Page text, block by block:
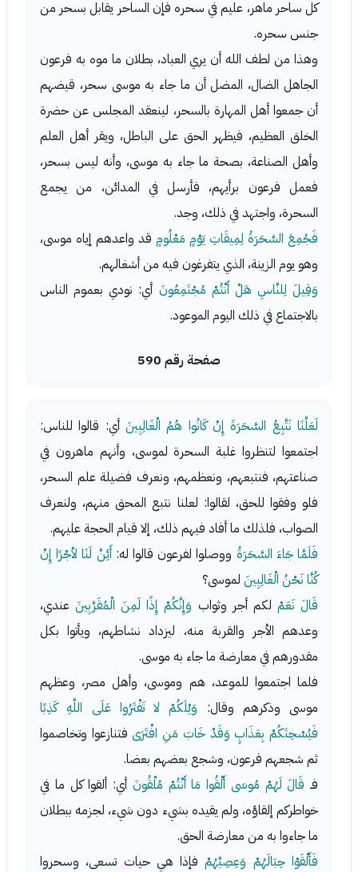
كل ساحر ماهر، عليم في سحره فإن الساحر يقابل بسحر من
جنس سحره.
وهذا من لطف الله أن يري العباد، بطلان ما موه به فرعون
الجاهل الضال، المضل أن ما جاء به موسى سحر، قيضهم
أن جمعوا أهل المهارة بالسحر، لينعقد المجلس عن حضرة
الخلق العظيم، فيظهر الحق على الباطل، ويقر أهل العلم
وأهل الصناعة، بصحة ما جاء به موسى، وأنه ليس بسحر،
فعمل فرعون برأيهم، فأرسل في المدائن، من يجمع
السحرة، واجتهد في ذلك، وجد.
فَجُمِعَ السَّحَرَةُ لِمِيقَاتِ يَوْمٍ مَعْلُومٍ قد واعدهم إياه موسى،
وهو يوم الزينة، الذي يتفرغون فيه من أشغالهم.
وَقِيلَ لِلنَّاسِ هَلْ أَنْتُمْ مُجْتَمِعُونَ أي: نودي بعموم الناس
بالاجتماع في ذلك اليوم الموعود.
صفحة رقم 590
لَعَلَّنَا نَتَّبِعُ السَّحَرَةَ إِنْ كَانُوا هُمُ الْغَالِبِينَ أي: قالوا للناس:
اجتمعوا لتنظروا غلبة السحرة لموسى، وأنهم ماهرون في
صناعتهم، فنتبعهم، ونعظمهم، ونعرف فضيلة علم السحر،
فلو وفقوا للحق، لقالوا: لعلنا نتبع المحق منهم، ولنعرف
الصواب، فلذلك ما أفاد فيهم ذلك، إلا قيام الحجة عليهم.
فَلَمَّا جَاءَ السَّحَرَةُ ووصلوا لفرعون قالوا له:أَئِنَّ لَنَا لأجْرًا إِنْ
كُنَّا نَحْنُ الْغَالِبِينَ لموسى؟
قَالَ نَعَمْ لكم أجر وثواب وَإِنَّكُمْ إِذًا لَمِنَ الْمُقَرَّبِينَعندي،
وعدهم الأجر والقربة منه، ليزداد نشاطهم، ويأتوا بكل
مقدورهم في معارضة ما جاء به موسى.
فلما اجتمعوا للموعد، هم وموسى، وأهل مصر، وعظهم
موسى وذكرهم وقال: وَيْلَكُمْ لا تَفْتَرُوا عَلَى اللَّهِ كَذِبًا
فَيُسْحِتَكُمْ بِعَذَابٍ وَقَدْ خَابَ مَنِ افْتَرَىفتنازعوا وتخاصموا
ثم شجعهم فرعون، وشجع بعضهم بعضا.
فـ قَالَ لَهُمْ مُوسَى أَلْقُوا مَا أَنْتُمْ مُلْقُونَ أي: ألقوا كل ما في
خواطركم إلقاؤه، ولم يقيده بشيء دون شيء، لجزمه ببطلان
ما جاءوا به من معارضة الحق.
فَأَلْقَوْا حِبَالَهُمْ وَعِصِيَّهُمْفإذا هي حيات تسعى، وسحروا